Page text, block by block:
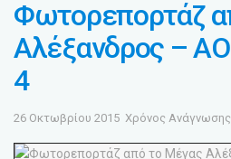
Φωτορεπορτάζ
Αλέξανδρος –
4
26 Οκτωβρίου 2015 Χρόνος